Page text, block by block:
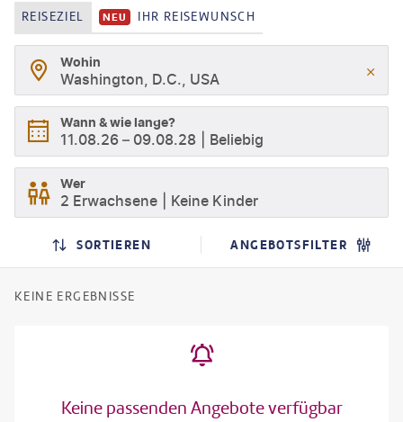
REISEZIEL NEU IHR REISEWUNSCH
Wohin
Washington, D.C., USA
Wann & wie lange?
11.08.26 – 09.08.28 Beliebig
Wer
2 Erwachsene Keine Kinder
SORTIEREN ANGEBOTSFILTER
KEINE ERGEBNISSE
Keine passenden Angebote verfügbar